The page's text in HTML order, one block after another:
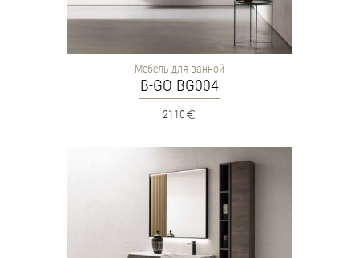
Мебель для ванной
B-GO BG004
2110